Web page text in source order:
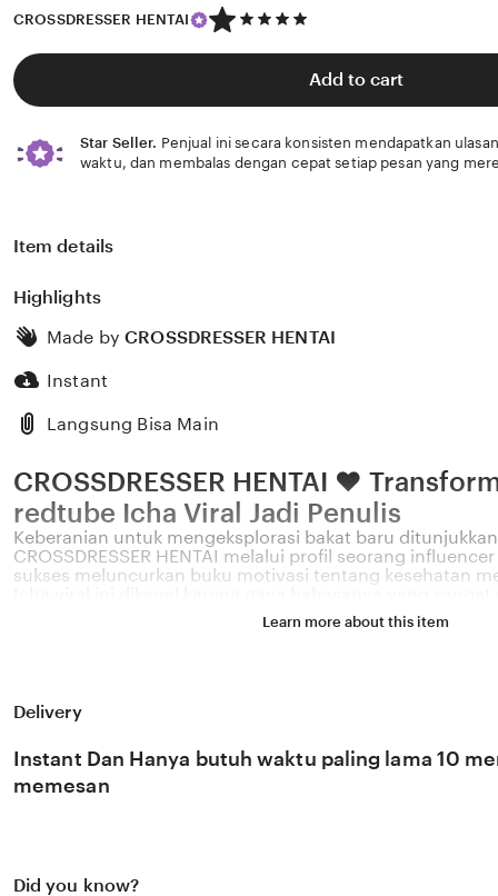
CROSSDRESSER HENTAI
5
out
of
Add to cart
Star Seller. Penjual ini secara konsisten mendapatkan
waktu, dan membalas dengan cepat setiap pesan yang
Item details
Highlights
Made byCROSSDRESSER HENTAI
Instant
Langsung Bisa Main
CROSSDRESSER HENTAI ❤️
redtube Icha Viral Jadi Penulis
Keberanian untuk mengeksplorasi bakat baru
CROSSDRESSER HENTAI melalui profil seorang
sukses meluncurkan buku motivasi tentang kesehatan
dengan permasalahan emosional yang sering dihadapi
konten adalah pondasi penting bagi kemajuan industri
selalu update, kami terus memantau perkembangan
dari ❤️ sosok viral favorit Anda secara eksklusif.
Learn more about this item
Delivery
Instant Dan Hanya butuh waktu paling lama 10
memesan
Did you know?